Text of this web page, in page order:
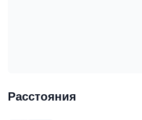
Расстояния